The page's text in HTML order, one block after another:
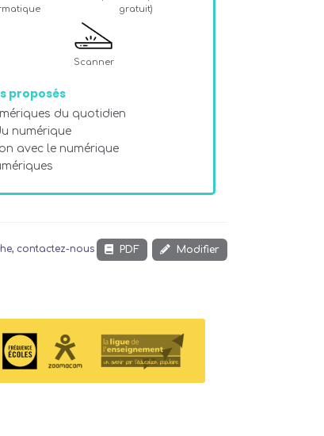
gratuit)
Scanner
proposés
du quotidien
numérique
avec le numérique
contactez-nous PDF Modifier